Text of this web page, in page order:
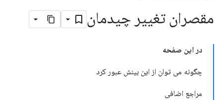
مقصران تغییر چیدمان
در این صفحه
چگونه می توان از این بینش عبور کرد
مراجع اضافی